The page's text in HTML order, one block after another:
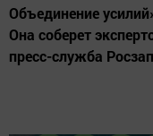
Объединение
Она соберет
пресс-служба